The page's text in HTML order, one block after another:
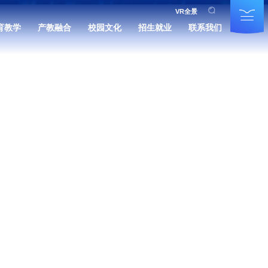
VR全景
教学 产教融合 校园文化 招生就业 联系我们